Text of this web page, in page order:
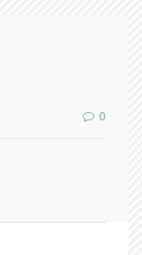
0